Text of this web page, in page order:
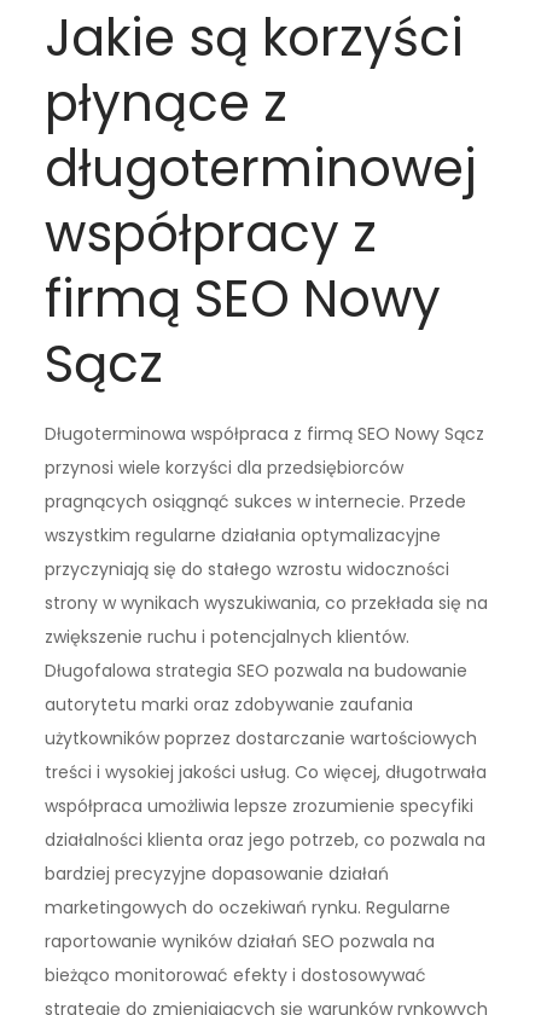
Jakie są korzyści
płynące z
długoterminowej
współpracy z
firmą SEO Nowy
Sącz
Długoterminowa współpraca z firmą SEO Nowy Sącz
przynosi wiele korzyści dla przedsiębiorców
pragnących osiągnąć sukces w internecie. Przede
wszystkim regularne działania optymalizacyjne
przyczyniają się do stałego wzrostu widoczności
strony w wynikach wyszukiwania, co przekłada się na
zwiększenie ruchu i potencjalnych klientów.
Długofalowa strategia SEO pozwala na budowanie
autorytetu marki oraz zdobywanie zaufania
użytkowników poprzez dostarczanie wartościowych
treści i wysokiej jakości usług. Co więcej, długotrwała
współpraca umożliwia lepsze zrozumienie specyfiki
działalności klienta oraz jego potrzeb, co pozwala na
bardziej precyzyjne dopasowanie działań
marketingowych do oczekiwań rynku. Regularne
raportowanie wyników działań SEO pozwala na
bieżąco monitorować efekty i dostosowywać
strategię do zmieniających się warunków rynkowych